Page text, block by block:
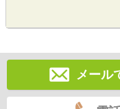
メール